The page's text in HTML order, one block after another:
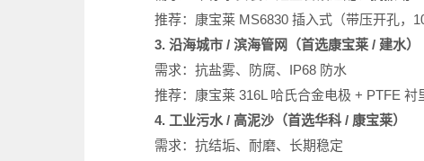
推荐：康宝莱 MS6830 插入式（带压开孔，
3. 沿海城市 / 滨海管网（首选康宝莱 / 建水）
需求：抗盐雾、防腐、IP68 防水
推荐：康宝莱 316L 哈氏合金电极 + PTFE 衬
4. 工业污水 / 高泥沙（首选华科 / 康宝莱）
需求：抗结垢、耐磨、长期稳定